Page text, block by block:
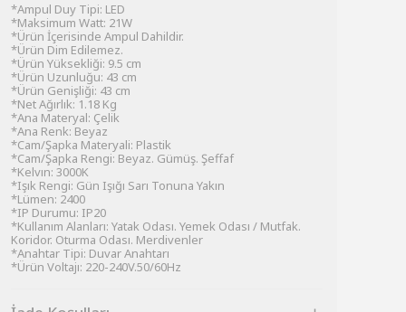
*Ampul Duy Tipi: LED
*Maksimum Watt: 21W
*Ürün İçerisinde Ampul Dahildir.
*Ürün Dim Edilemez.
*Ürün Yüksekliği: 9.5 cm
*Ürün Uzunluğu: 43 cm
*Ürün Genişliği: 43 cm
*Net Ağırlık: 1.18 Kg
*Ana Materyal: Çelik
*Ana Renk: Beyaz
*Cam/Şapka Materyali: Plastik
*Cam/Şapka Rengi: Beyaz. Gümüş. Şeffaf
*Kelvın: 3000K
*Işık Rengi: Gün Işığı Sarı Tonuna Yakın
*Lümen: 2400
*IP Durumu: IP20
*Kullanım Alanları: Yatak Odası. Yemek Odası / Mutfak.
Koridor. Oturma Odası. Merdivenler
*Anahtar Tipi: Duvar Anahtarı
*Ürün Voltajı: 220-240V.50/60Hz